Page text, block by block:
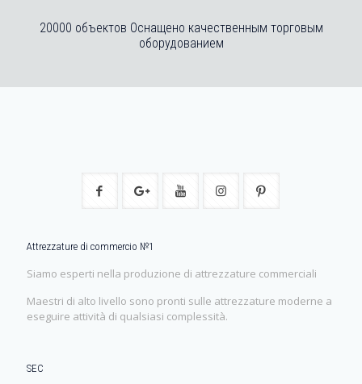
20000 объектов Оснащено качественным торговым
оборудованием
Attrezzature di commercio №1
Siamo esperti nella produzione di attrezzature commerciali
Maestri di alto livello sono pronti sulle attrezzature moderne a
eseguire attività di qualsiasi complessità.
SEC